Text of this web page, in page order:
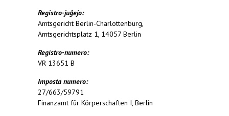
Registro-juĝejo:
Amtsgericht Berlin-Charlottenburg,
Amtsgerichtsplatz 1, 14057 Berlin
Registro-numero:
VR 13651 B
Imposta numero:
27/663/59791
Finanzamt für Körperschaften I, Berlin